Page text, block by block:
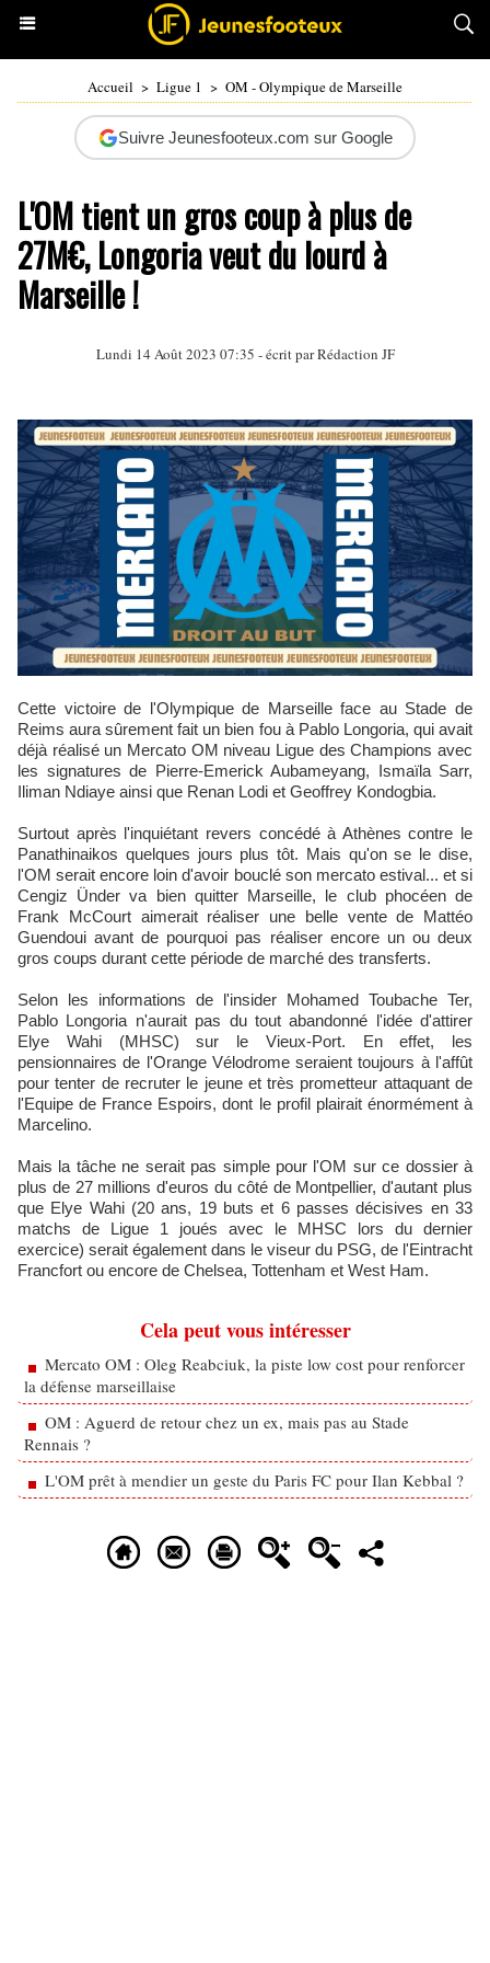
Accueil > Ligue 1 > OM - Olympique de Marseille
Suivre Jeunesfooteux.com sur Google
L'OM tient un gros coup à plus de
27M€, Longoria veut du lourd à
Marseille !
Lundi 14 Août 2023 07:35 - écrit par Rédaction JF
Cette victoire de l'Olympique de Marseille face au Stade de
Reims aura sûrement fait un bien fou à Pablo Longoria, qui avait
déjà réalisé un Mercato OM niveau Ligue des Champions avec
les signatures de Pierre-Emerick Aubameyang, Ismaïla Sarr,
Iliman Ndiaye ainsi que Renan Lodi et Geoffrey Kondogbia.
Surtout après l'inquiétant revers concédé à Athènes contre le
Panathinaikos quelques jours plus tôt. Mais qu'on se le dise,
l'OM serait encore loin d'avoir bouclé son mercato estival... et si
Cengiz Ünder va bien quitter Marseille, le club phocéen de
Frank McCourt aimerait réaliser une belle vente de Mattéo
Guendoui avant de pourquoi pas réaliser encore un ou deux
gros coups durant cette période de marché des transferts.
Selon les informations de l'insider Mohamed Toubache Ter,
Pablo Longoria n'aurait pas du tout abandonné l'idée d'attirer
Elye Wahi (MHSC) sur le Vieux-Port. En effet, les
pensionnaires de l'Orange Vélodrome seraient toujours à l'affût
pour tenter de recruter le jeune et très prometteur attaquant de
l'Equipe de France Espoirs, dont le profil plairait énormément à
Marcelino.
Mais la tâche ne serait pas simple pour l'OM sur ce dossier à
plus de 27 millions d'euros du côté de Montpellier, d'autant plus
que Elye Wahi (20 ans, 19 buts et 6 passes décisives en 33
matchs de Ligue 1 joués avec le MHSC lors du dernier
exercice) serait également dans le viseur du PSG, de l'Eintracht
Francfort ou encore de Chelsea, Tottenham et West Ham.
Cela peut vous intéresser
Mercato OM : Oleg Reabciuk, la piste low cost pour renforcer
la défense marseillaise
OM : Aguerd de retour chez un ex, mais pas au Stade
Rennais ?
L'OM prêt à mendier un geste du Paris FC pour Ilan Kebbal ?